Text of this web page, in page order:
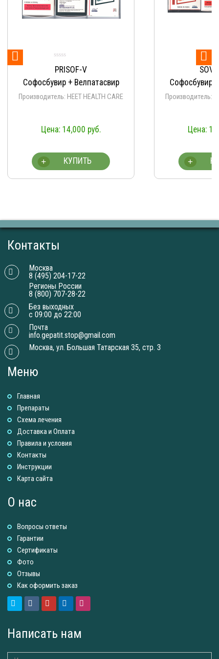
PRISOF-V
Софосбувир + Велпатасвир
Производитель: HEET HEALTH CARE
14,000 руб.
КУПИТЬ
+
Софосбувир
Производитель:
+
 
Контакты
Москва
8 (495) 204-17-22
Регионы России
8 (800) 707-28-22
Без выходных
с 09:00 до 22:00
Почта
info.gepatit.stop@gmail.com
Москва, ул. Большая Татарская 35, стр. 3
Меню
Главная
Препараты
Схема лечения
Доставка и Оплатa
Правила и условия
Контакты
Инструкции
Карта сайта
О нас
Вопросы ответы
Гарантии
Сертификаты
Фото
Отзывы
Как оформить заказ
Написать нам